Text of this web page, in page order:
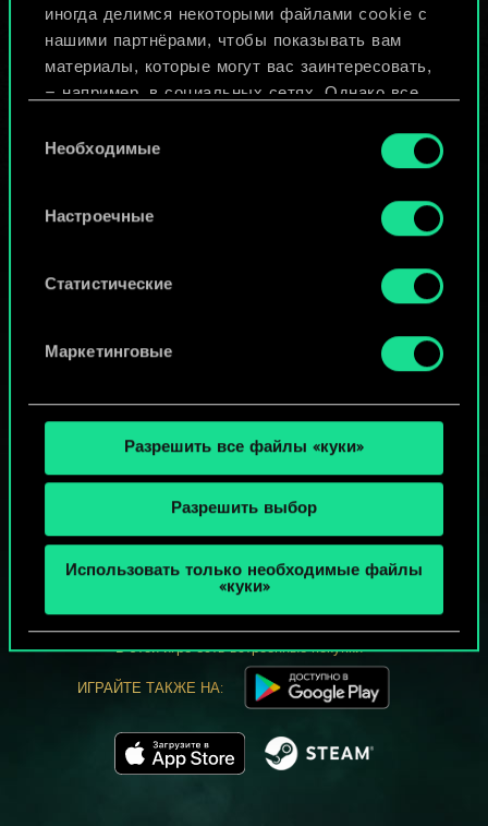
иногда делимся некоторыми файлами cookie с
нашими партнёрами, чтобы показывать вам
материалы, которые могут вас заинтересовать,
— например, в социальных сетях. Однако все
разрешения.
Найти подробную информацию о том, как мы
используем ваши файлы cookie, и изменить
«Настройки» ниже.
согласия
Необходимые
Настроечные
Статистические
Маркетинговые
Разрешить все файлы «куки»
Разрешить выбор
Использовать только необходимые файлы
«куки»
ИЛИ
МОЖЕТ ПАРТЕЕЧКУ В ГВИНТ?
ИГРАТЬ
БЕСПЛАТНО НА ПК
В этой игре есть встроенные покупки
ИГРАЙТЕ ТАКЖЕ НА: